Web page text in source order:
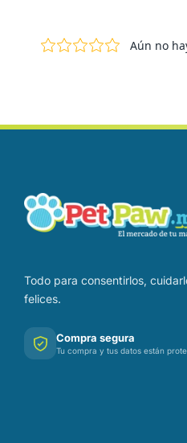
Todo para consentirlos,
felices.
Compra segura
Tu compra y tus datos están